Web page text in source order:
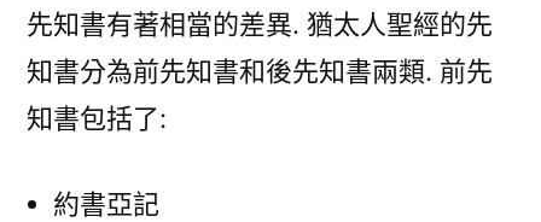
先知書有著相當的差異. 猶太人聖經的先
知書分為前先知書和後先知書兩類. 前先
知書包括了:
約書亞記